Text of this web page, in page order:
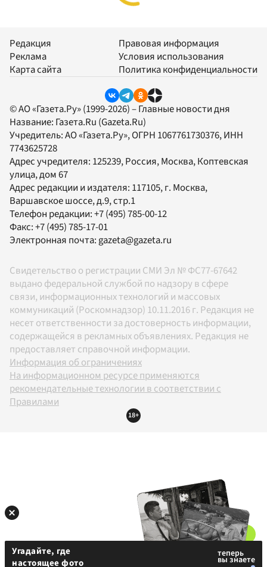
Редакция
Реклама
Карта сайта
Правовая информация
Условия использования
Политика конфиденциальности
© АО «Газета.Ру» (1999-2026) – Главные новости дня
Название: Газета.Ru (Gazeta.Ru)
Учредитель:АО «Газета.Ру», ОГРН 1067761730376, ИНН
7743625728
Адрес учредителя: 125239, Россия, Москва, Коптевская
улица, дом 67
Адрес редакции и издателя: 117105, г. Москва,
Варшавское шоссе, д.9, стр.1
Телефон редакции:+7 (495) 785-00-12
Факс:+7 (495) 785-17-01
Электронная почта: gazeta@gazeta.ru
Свидетельство о регистрации СМИ Эл № ФС77-67642
выдано федеральной службой по надзору в сфере
связи, информационных технологий и массовых
коммуникаций (Роскомнадзор) 10.11.2016 г. Редакция не
несет ответственности за достоверность информации,
содержащейся в рекламных объявлениях. Редакция не
предоставляет справочной информации.
Информация об ограничениях
На информационном ресурсе применяются
рекомендательные технологии в соответствии с
Правилами
18+
Угадайте, где
настоящее фото